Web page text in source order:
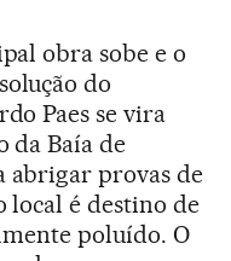
obra sobe e o
do
Paes se vira
da Baía de
abrigar provas de
local é destino de
poluído. O